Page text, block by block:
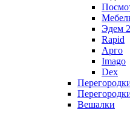
Эдем 2
Rapid
Арго
Imago
Dex
Вешалки